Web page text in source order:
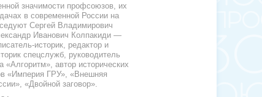
значимости профсоюзов, их
в современной России на
Сергей Владимирович
Иванович Колпакиди —
историк, редактор и
спецслужб, руководитель
«Алгоритм», автор исторических
«Империя ГРУ», «Внешняя
«Двойной заговор».